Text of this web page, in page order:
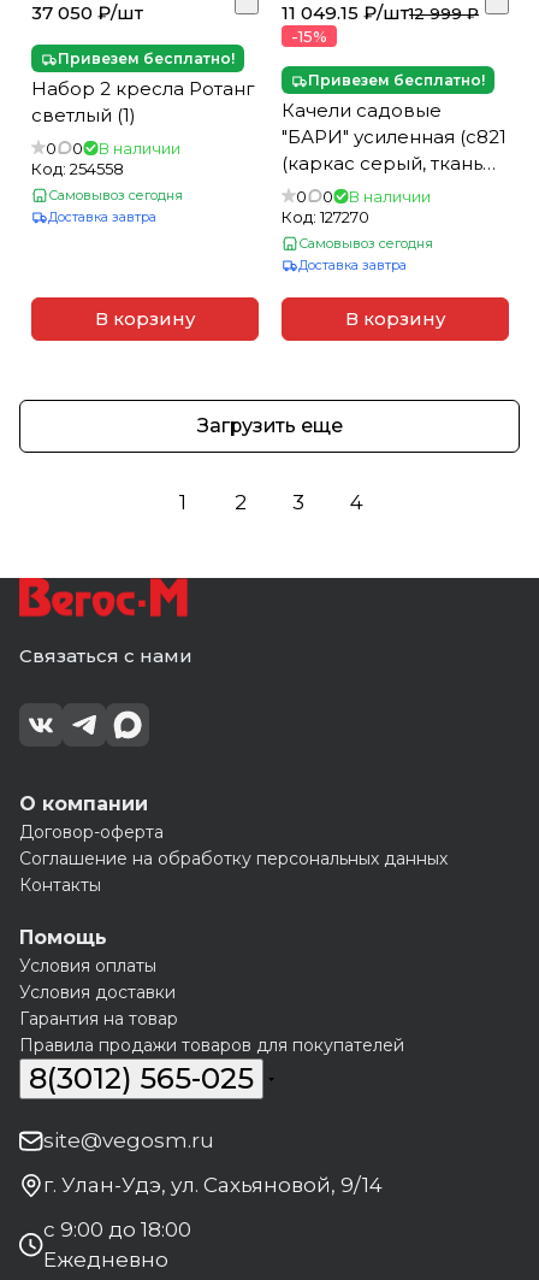
37 050 ₽/шт
Привезем бесплатно!
Набор 2 кресла Ротанг
светлый (1)
0 0
В наличии
Код: 254558
Самовывоз сегодня
Доставка завтра
В корзину
11 049.15 ₽/шт12 999 ₽
-15%
Привезем бесплатно!
Качели садовые
"БАРИ" усиленная (с821
(каркас серый, ткань
круги)) С901, с 1100
0 0
В наличии
Код:127270
Самовывоз сегодня
Доставка завтра
В корзину
Загрузить еще
1 2 3 4
Связаться с нами
О компании
Договор-оферта
Соглашение на обработку персональных данных
Контакты
Помощь
Условия оплаты
Условия доставки
Гарантия на товар
Правила продажи товаров для покупателей
8(3012) 565-025
site@vegosm.ru
г. Улан-Удэ, ул. Сахьяновой, 9/14
с 9:00 до 18:00
Ежедневно